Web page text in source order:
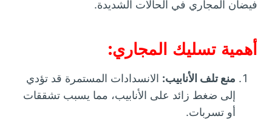
فيضان المجاري في الحالات الشديدة.
أهمية تسليك المجاري:
منع تلف الأنابيب: الانسدادات المستمرة قد تؤدي
إلى ضغط زائد على الأنابيب، مما يسبب تشققات
أو تسربات.